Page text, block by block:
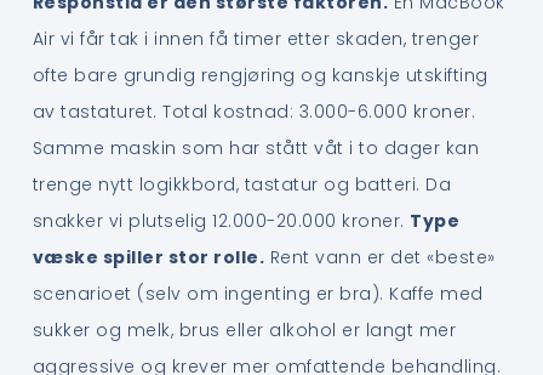
Air vi får tak i innen få timer etter skaden, trenger
ofte bare grundig rengjøring og kanskje utskifting
av tastaturet. Total kostnad: 3.000-6.000 kroner.
Samme maskin som har stått våt i to dager kan
trenge nytt logikkbord, tastatur og batteri. Da
snakker vi plutselig 12.000-20.000 kroner. Type
væske spiller stor rolle. Rent vann er det «beste»
scenarioet (selv om ingenting er bra). Kaffe med
sukker og melk, brus eller alkohol er langt mer
aggressive og krever mer omfattende behandling.